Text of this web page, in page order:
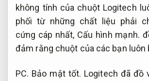
không tính của chuột Logitech
phối từ những chất liệu phải
cứng cáp nhất, Cấu hình mạnh.
đảm rằng chuột của các bạn luôn
PC. Bảo mật tốt. Logitech đã đồ